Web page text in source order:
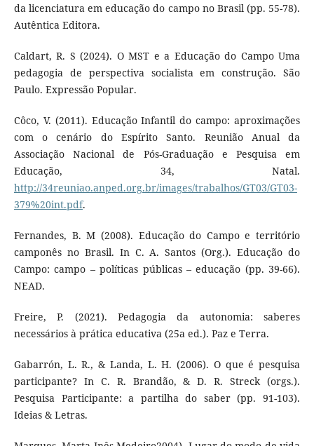
da licenciatura em educação do campo no Brasil (pp. 55-78).
Autêntica Editora.
Caldart, R. S (2024). O MST e a Educação do Campo Uma
pedagogia de perspectiva socialista em construção. São
Paulo. Expressão Popular.
Côco, V. (2011). Educação Infantil do campo: aproximações
com o cenário do Espírito Santo. Reunião Anual da
Associação Nacional de Pós-Graduação e Pesquisa em
Educação, 34, Natal.
http://34reuniao.anped.org.br/images/trabalhos/GT03/GT03-
379%20int.pdf.
Fernandes, B. M (2008). Educação do Campo e território
camponês no Brasil. In C. A. Santos (Org.). Educação do
Campo: campo – políticas públicas – educação (pp. 39-66).
NEAD.
Freire, P. (2021). Pedagogia da autonomia: saberes
necessários à prática educativa (25a ed.). Paz e Terra.
Gabarrón, L. R., & Landa, L. H. (2006). O que é pesquisa
participante? In C. R. Brandão, & D. R. Streck (orgs.).
Pesquisa Participante: a partilha do saber (pp. 91-103).
Ideias & Letras.